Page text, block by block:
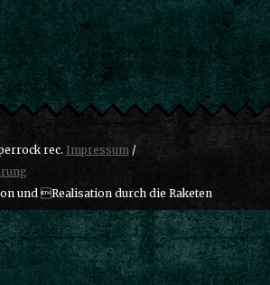
rec. Impressum/
und Realisation durch die Raketen